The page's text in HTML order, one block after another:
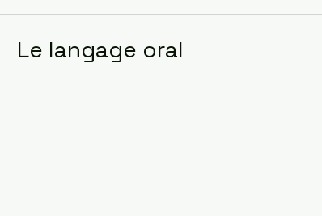
Le langage oral